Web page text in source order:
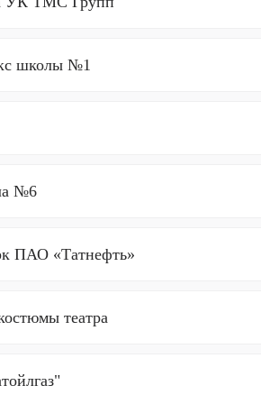
школы №1
№6
ПАО «Татнефть»
театра